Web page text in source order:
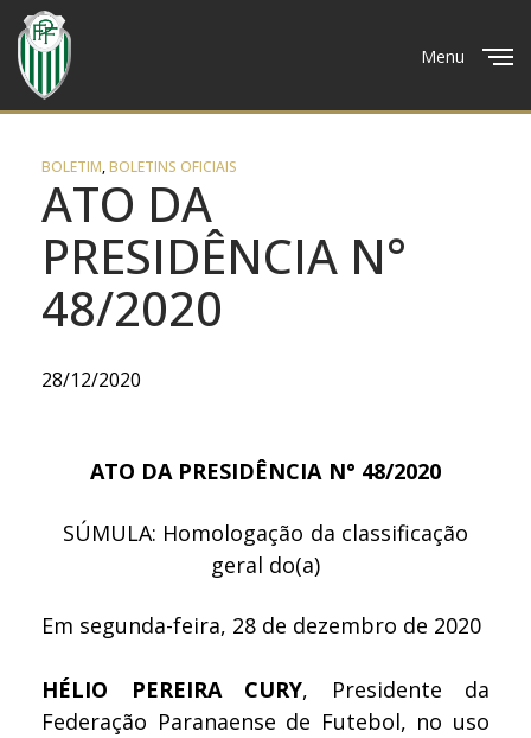
Menu
BOLETIM,BOLETINS OFICIAIS
ATO DA
PRESIDÊNCIA N°
48/2020
28/12/2020
ATO DA PRESIDÊNCIA N° 48/2020
SÚMULA: Homologação da classificação
geral do(a)
Em segunda-feira, 28 de dezembro de 2020
HÉLIO PEREIRA CURY, Presidente da
Federação Paranaense de Futebol, no uso